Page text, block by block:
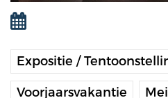
Expositie /
Voorjaarsvakantie